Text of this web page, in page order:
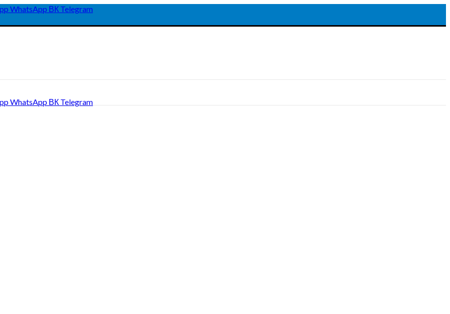
WhatsApp ВК Telegram
WhatsApp ВК Telegram